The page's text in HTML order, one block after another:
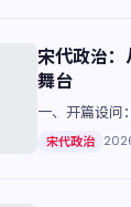
宋代政治
舞台
一、开篇设问
有其独特政
宋代政治